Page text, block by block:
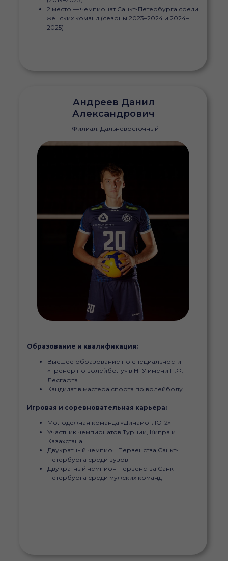
2 место — чемпионат Санкт-Петербурга среди
женских команд (сезоны 2023–2024 и 2024–
2025)
Андреев Данил
Александрович
Филиал: Дальневосточный
Образование и квалификация:
Высшее образование по специальности
«Тренер по волейболу» в НГУ имени П.Ф.
Лесгафта
Кандидат в мастера спорта по волейболу
Игровая и соревновательная карьера:
Молодёжная команда «Динамо-ЛО-2»
Участник чемпионатов Турции, Кипра и
Казахстана
Двукратный чемпион Первенства Санкт-
Петербурга среди вузов
Двукратный чемпион Первенства Санкт-
Петербурга среди мужских команд